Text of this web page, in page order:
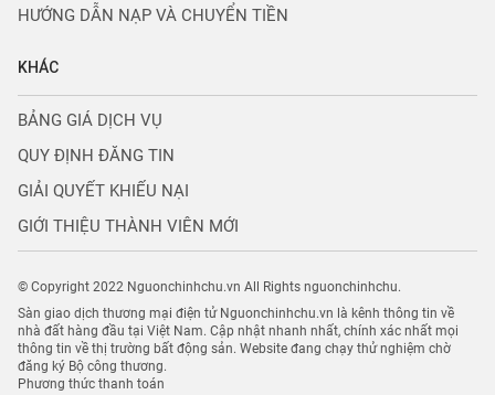
HƯỚNG DẪN NẠP VÀ CHUYỂN TIỀN
KHÁC
BẢNG GIÁ DỊCH VỤ
QUY ĐỊNH ĐĂNG TIN
GIẢI QUYẾT KHIẾU NẠI
GIỚI THIỆU THÀNH VIÊN MỚI
© Copyright 2022 Nguonchinhchu.vn All Rights nguonchinhchu.
Sàn giao dịch thương mại điện tử Nguonchinhchu.vn là kênh thông tin về
nhà đất hàng đầu tại Việt Nam. Cập nhật nhanh nhất, chính xác nhất mọi
thông tin về thị trường bất động sản. Website đang chạy thử nghiệm chờ
đăng ký Bộ công thương.
Phương thức thanh toán